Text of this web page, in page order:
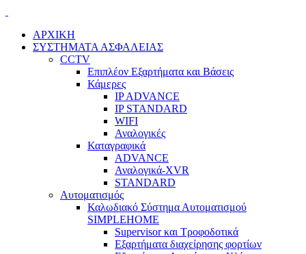
ΑΡΧΙΚΗ
ΣΥΣΤΗΜΑΤΑ ΑΣΦΑΛΕΙΑΣ
CCTV
Επιπλέον Εξαρτήματα και Βάσεις
Κάμερες
IP ADVANCE
IP STANDARD
WIFI
Αναλογικές
Καταγραφικά
ADVANCE
Αναλογικά-XVR
STANDARD
Αυτοματισμός
Καλωδιακό Σύστημα Αυτοματισμού
SIMPLEHOME
Supervisor και Τροφοδοτικά
Εξαρτήματα διαχείρησης φορτίων